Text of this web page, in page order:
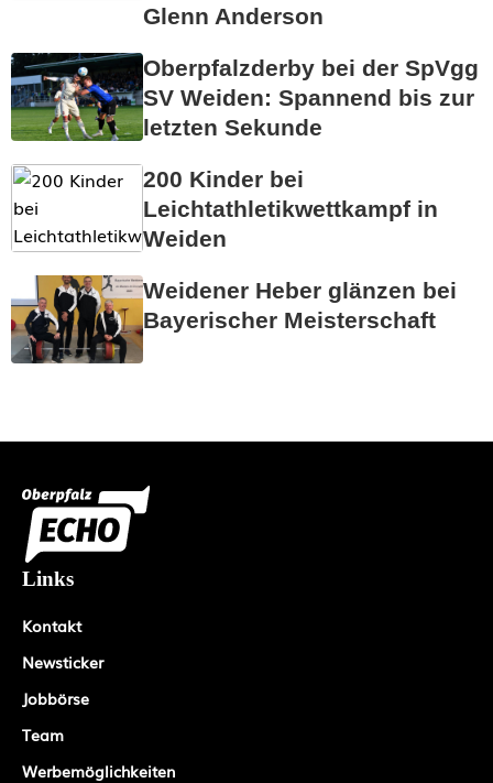
Glenn Anderson
Oberpfalzderby bei der SpVgg
SV Weiden: Spannend bis zur
letzten Sekunde
200 Kinder bei
Leichtathletikwettkampf in
Weiden
Weidener Heber glänzen bei
Bayerischer Meisterschaft
Links
Kontakt
Newsticker
Jobbörse
Team
Werbemöglichkeiten